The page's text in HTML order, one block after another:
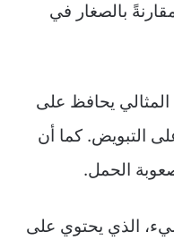
بالصغار في
المثالي يحافظ على
التبويض. كما أن
الحمل.
الذي يحتوي على